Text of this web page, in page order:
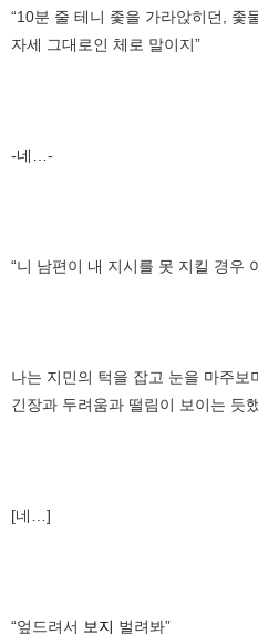
“10분 줄 테니 좇을 가라앉히던, 좇
자세 그대로인 체로 말이지”
-네…-
“니 남편이 내 지시를 못 지킬 경우
나는 지민의 턱을 잡고 눈을 마주
긴장과 두려움과 떨림이 보이는 듯
[네…]
“엎드려서 보지 벌려봐”